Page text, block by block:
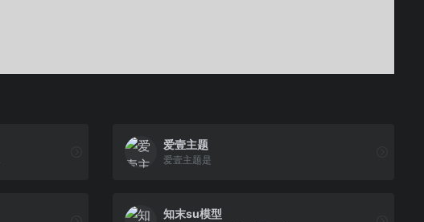
爱壹主题
爱壹主题是
知末su模型